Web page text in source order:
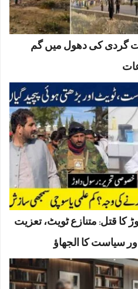
گردی کی دھول میں گم
کا قتل: متنازع ٹویٹ، تعزیت
سیاست کا الجھاؤ